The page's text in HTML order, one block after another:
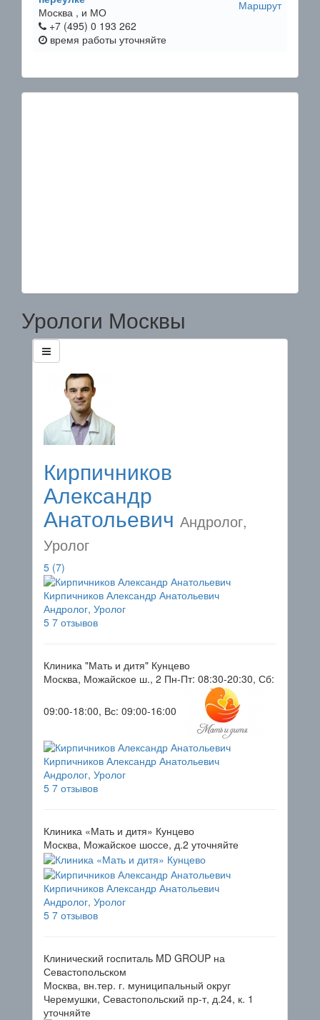
Москва , и МО
+7 (495) 0 193 262
время работы уточняйте
Маршрут
Урологи Москвы
Кирпичников
Александр
Анатольевич Андролог,
Уролог
5 (7)
Кирпичников Александр Анатольевич
Андролог, Уролог
5 7 отзывов
Клиника "Мать и дитя" Кунцево
Москва, Можайское ш., 2 Пн-Пт: 08:30-20:30, Сб:
09:00-18:00, Вс: 09:00-16:00
Кирпичников Александр Анатольевич
Андролог, Уролог
5 7 отзывов
Клиника «Мать и дитя» Кунцево
Москва, Можайское шоссе, д.2 уточняйте
Кирпичников Александр Анатольевич
Андролог, Уролог
5 7 отзывов
Клинический госпиталь MD GROUP на
Севастопольском
Москва, вн.тер. г. муниципальный округ
Черемушки, Севастопольский пр-т, д.24, к. 1
уточняйте